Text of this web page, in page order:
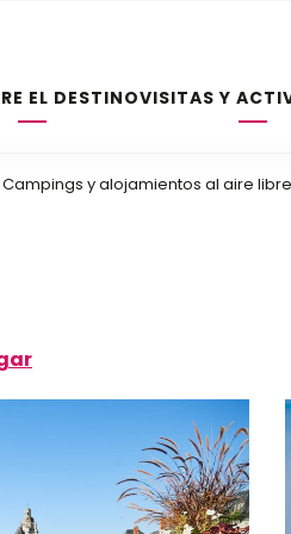
EL DESTINOVISITAS Y
Campings y alojamientos al aire libre